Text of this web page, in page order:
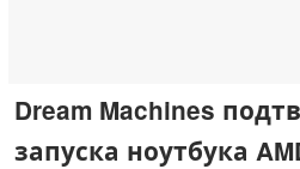
Dream Machines
запуска ноутбука